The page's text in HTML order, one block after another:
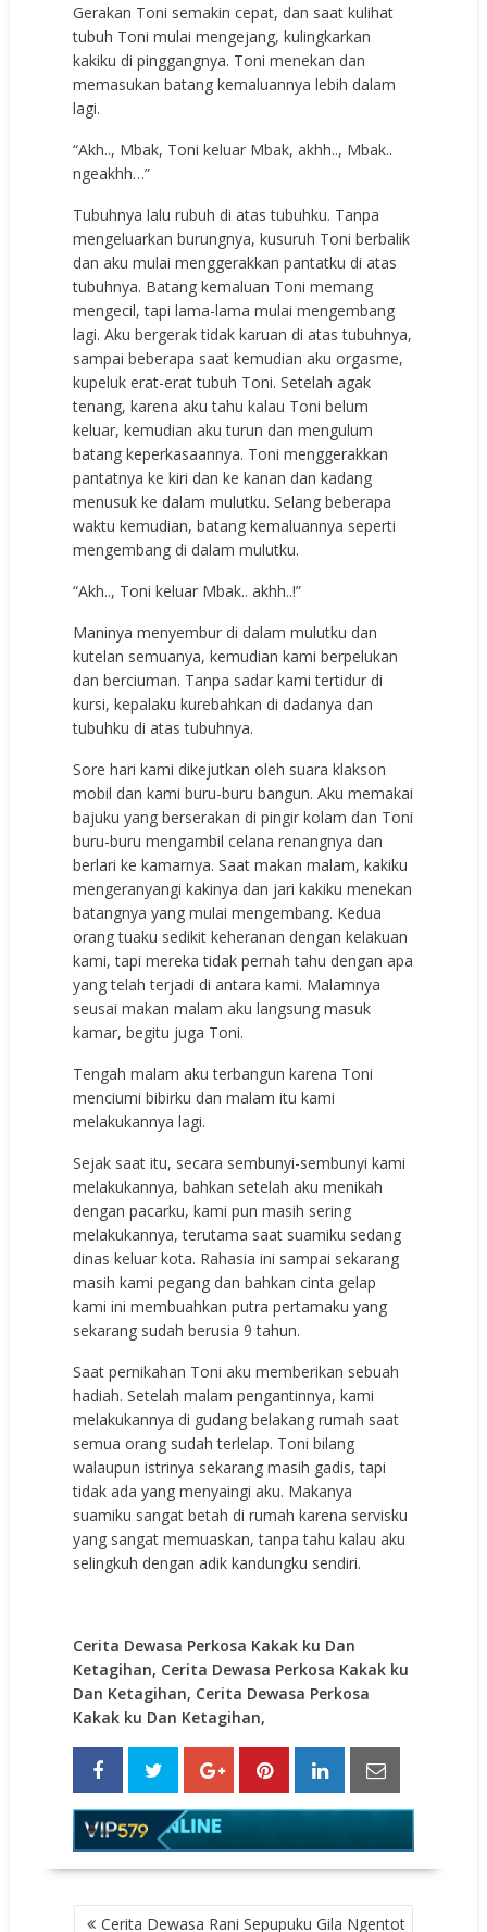
Gerakan Toni semakin cepat, dan saat kulihat
tubuh Toni mulai mengejang, kulingkarkan
kakiku di pinggangnya. Toni menekan dan
memasukan batang kemaluannya lebih dalam
lagi.
“Akh.., Mbak, Toni keluar Mbak, akhh.., Mbak..
ngeakhh…”
Tubuhnya lalu rubuh di atas tubuhku. Tanpa
mengeluarkan burungnya, kusuruh Toni berbalik
dan aku mulai menggerakkan pantatku di atas
tubuhnya. Batang kemaluan Toni memang
mengecil, tapi lama-lama mulai mengembang
lagi. Aku bergerak tidak karuan di atas tubuhnya,
sampai beberapa saat kemudian aku orgasme,
kupeluk erat-erat tubuh Toni. Setelah agak
tenang, karena aku tahu kalau Toni belum
keluar, kemudian aku turun dan mengulum
batang keperkasaannya. Toni menggerakkan
pantatnya ke kiri dan ke kanan dan kadang
menusuk ke dalam mulutku. Selang beberapa
waktu kemudian, batang kemaluannya seperti
mengembang di dalam mulutku.
“Akh.., Toni keluar Mbak.. akhh..!”
Maninya menyembur di dalam mulutku dan
kutelan semuanya, kemudian kami berpelukan
dan berciuman. Tanpa sadar kami tertidur di
kursi, kepalaku kurebahkan di dadanya dan
tubuhku di atas tubuhnya.
Sore hari kami dikejutkan oleh suara klakson
mobil dan kami buru-buru bangun. Aku memakai
bajuku yang berserakan di pingir kolam dan Toni
buru-buru mengambil celana renangnya dan
berlari ke kamarnya. Saat makan malam, kakiku
mengeranyangi kakinya dan jari kakiku menekan
batangnya yang mulai mengembang. Kedua
orang tuaku sedikit keheranan dengan kelakuan
kami, tapi mereka tidak pernah tahu dengan apa
yang telah terjadi di antara kami. Malamnya
seusai makan malam aku langsung masuk
kamar, begitu juga Toni.
Tengah malam aku terbangun karena Toni
menciumi bibirku dan malam itu kami
melakukannya lagi.
Sejak saat itu, secara sembunyi-sembunyi kami
melakukannya, bahkan setelah aku menikah
dengan pacarku, kami pun masih sering
melakukannya, terutama saat suamiku sedang
dinas keluar kota. Rahasia ini sampai sekarang
masih kami pegang dan bahkan cinta gelap
kami ini membuahkan putra pertamaku yang
sekarang sudah berusia 9 tahun.
Saat pernikahan Toni aku memberikan sebuah
hadiah. Setelah malam pengantinnya, kami
melakukannya di gudang belakang rumah saat
semua orang sudah terlelap. Toni bilang
walaupun istrinya sekarang masih gadis, tapi
tidak ada yang menyaingi aku. Makanya
suamiku sangat betah di rumah karena servisku
yang sangat memuaskan, tanpa tahu kalau aku
selingkuh dengan adik kandungku sendiri.
Cerita Dewasa Perkosa Kakak ku Dan
Ketagihan, Cerita Dewasa Perkosa Kakak ku
Dan Ketagihan, Cerita Dewasa Perkosa
Kakak ku Dan Ketagihan,
Cerita Dewasa Rani Sepupuku Gila Ngentot